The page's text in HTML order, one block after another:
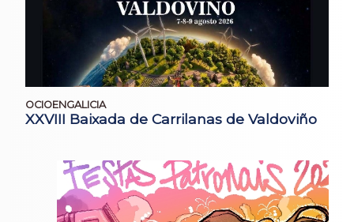
OCIOENGALICIA
XXVIII Baixada de Carrilanas de Valdoviño